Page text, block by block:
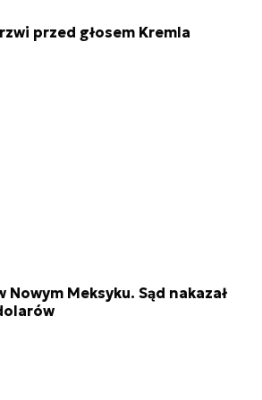
przed głosem Kremla
Nowym Meksyku. Sąd nakazał